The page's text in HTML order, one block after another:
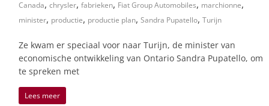
Canada, chrysler, fabrieken, Fiat Group Automobiles, marchionne,
minister, productie, productie plan, Sandra Pupatello, Turijn
Ze kwam er speciaal voor naar Turijn, de minister van
economische ontwikkeling van Ontario Sandra Pupatello, om
te spreken met
Lees meer